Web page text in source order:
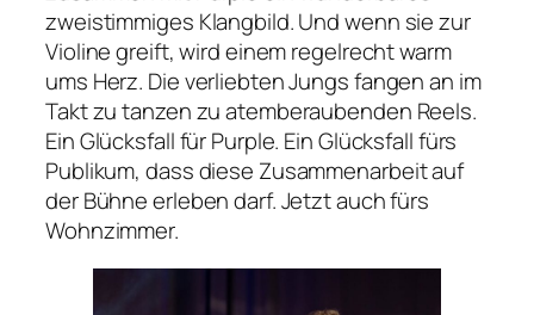
zweistimmiges Klangbild. Und wenn sie zur
Violine greift, wird einem regelrecht warm
ums Herz. Die verliebten Jungs fangen an im
Takt zu tanzen zu atemberaubenden Reels.
Ein Glücksfall für Purple. Ein Glücksfall fürs
Publikum, dass diese Zusammenarbeit auf
der Bühne erleben darf. Jetzt auch fürs
Wohnzimmer.